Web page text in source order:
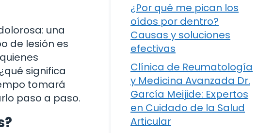
una
de lesión es
significa
tomará
paso a paso.
¿Por qué me pican los
oídos por dentro?
Causas y soluciones
efectivas
Clínica de Reumatología
y Medicina Avanzada Dr.
García Meijide: Expertos
en Cuidado de la Salud
Articular